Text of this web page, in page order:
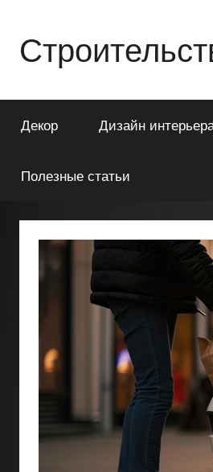
содержимому
о
строительстве
квартиры
Декор Дизайн
Полезные статьи